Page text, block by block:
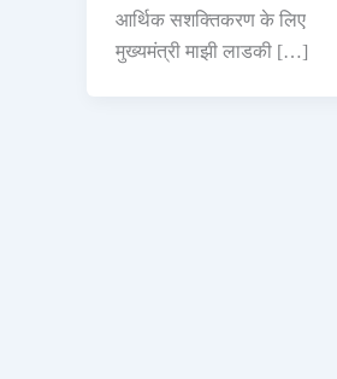
आर्थिक सशक्तिकरण के लिए
मुख्यमंत्री माझी लाडकी […]